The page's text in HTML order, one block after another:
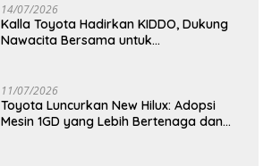
14/07/2026
Kalla Toyota Hadirkan KIDDO, Dukung
Nawacita Bersama untuk
11/07/2026
Toyota Luncurkan New Hilux: Adopsi
Mesin 1GD yang Lebih Bertenaga dan